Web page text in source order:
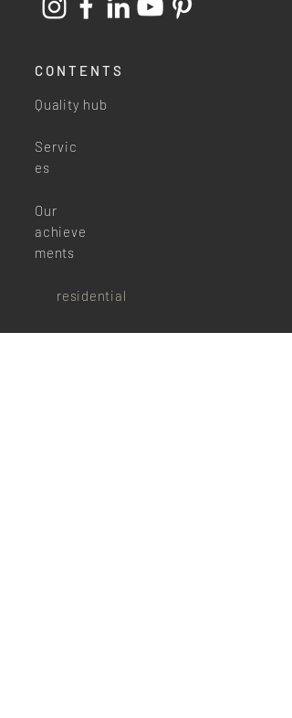
CONTENTS
Quality hub
Servic
es
Our
achieve
ments
residential
hospitality